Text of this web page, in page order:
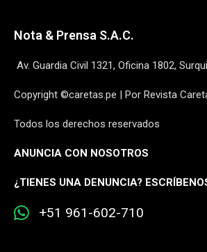
Nota & Prensa S.A.C.
Av. Guardia Civil 1321, Oficina 1802,
Copyright ©caretas.pe | Por Revista
Todos los derechos reservados
ANUNCIA CON NOSOTROS
¿TIENES UNA DENUNCIA?
+51 961-602-710